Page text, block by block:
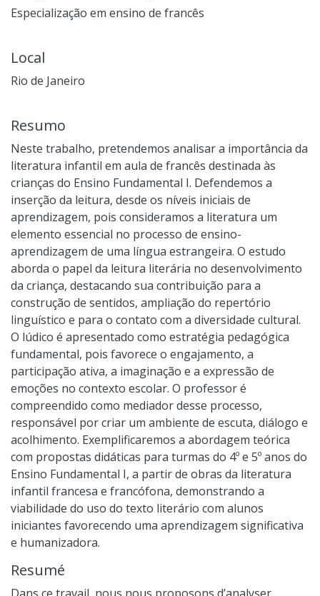
Especialização em ensino de francês
Local
Rio de Janeiro
Resumo
Neste trabalho, pretendemos analisar a importância da
literatura infantil em aula de francês destinada às
crianças do Ensino Fundamental I. Defendemos a
inserção da leitura, desde os níveis iniciais de
aprendizagem, pois consideramos a literatura um
elemento essencial no processo de ensino-
aprendizagem de uma língua estrangeira. O estudo
aborda o papel da leitura literária no desenvolvimento
da criança, destacando sua contribuição para a
construção de sentidos, ampliação do repertório
linguístico e para o contato com a diversidade cultural.
O lúdico é apresentado como estratégia pedagógica
fundamental, pois favorece o engajamento, a
participação ativa, a imaginação e a expressão de
emoções no contexto escolar. O professor é
compreendido como mediador desse processo,
responsável por criar um ambiente de escuta, diálogo e
acolhimento. Exemplificaremos a abordagem teórica
com propostas didáticas para turmas do 4º e 5º anos do
Ensino Fundamental I, a partir de obras da literatura
infantil francesa e francófona, demonstrando a
viabilidade do uso do texto literário com alunos
iniciantes favorecendo uma aprendizagem significativa
e humanizadora.
Resumé